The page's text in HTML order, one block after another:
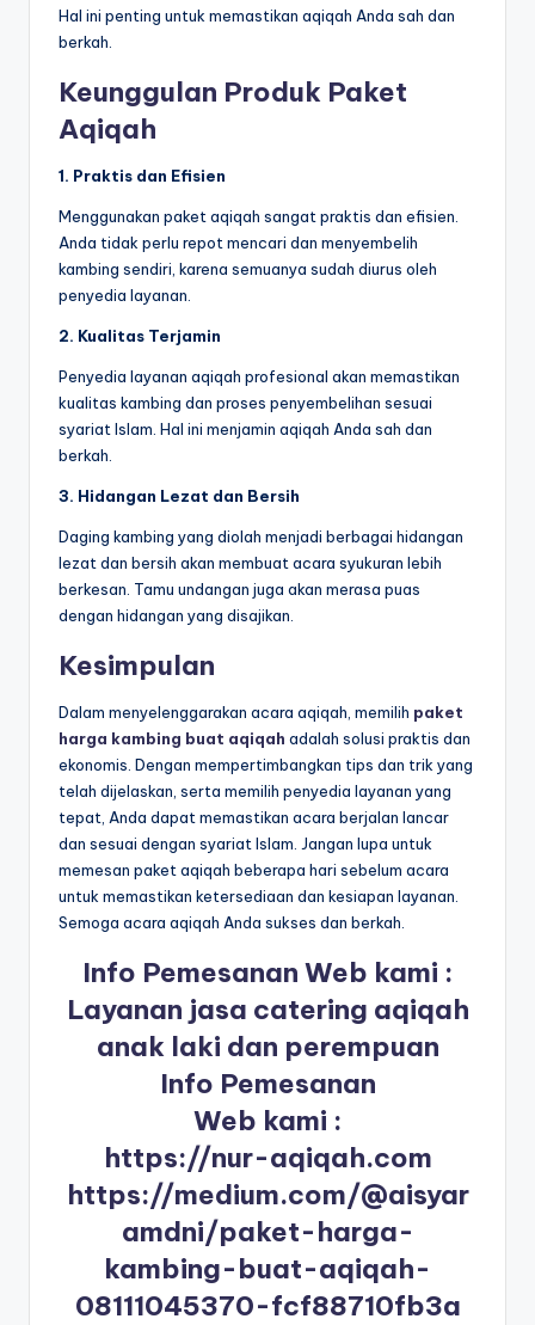
Hal ini penting untuk memastikan aqiqah Anda sah dan
berkah.
Keunggulan Produk Paket
Aqiqah
1. Praktis dan Efisien
Menggunakan paket aqiqah sangat praktis dan efisien.
Anda tidak perlu repot mencari dan menyembelih
kambing sendiri, karena semuanya sudah diurus oleh
penyedia layanan.
2. Kualitas Terjamin
Penyedia layanan aqiqah profesional akan memastikan
kualitas kambing dan proses penyembelihan sesuai
syariat Islam. Hal ini menjamin aqiqah Anda sah dan
berkah.
3. Hidangan Lezat dan Bersih
Daging kambing yang diolah menjadi berbagai hidangan
lezat dan bersih akan membuat acara syukuran lebih
berkesan. Tamu undangan juga akan merasa puas
dengan hidangan yang disajikan.
Kesimpulan
Dalam menyelenggarakan acara aqiqah, memilih paket
harga kambing buat aqiqah adalah solusi praktis dan
ekonomis. Dengan mempertimbangkan tips dan trik yang
telah dijelaskan, serta memilih penyedia layanan yang
tepat, Anda dapat memastikan acara berjalan lancar
dan sesuai dengan syariat Islam. Jangan lupa untuk
memesan paket aqiqah beberapa hari sebelum acara
untuk memastikan ketersediaan dan kesiapan layanan.
Semoga acara aqiqah Anda sukses dan berkah.
Info Pemesanan Web kami :
Layanan jasa catering aqiqah
anak laki dan perempuan
Info Pemesanan
Web kami :
https://nur-aqiqah.com
https://medium.com/@aisyar
amdni/paket-harga-
kambing-buat-aqiqah-
08111045370-fcf88710fb3a